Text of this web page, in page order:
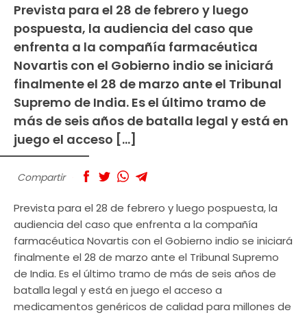
Prevista para el 28 de febrero y luego
pospuesta, la audiencia del caso que
enfrenta a la compañía farmacéutica
Novartis con el Gobierno indio se iniciará
finalmente el 28 de marzo ante el Tribunal
Supremo de India. Es el último tramo de
más de seis años de batalla legal y está en
juego el acceso […]
Compartir
Prevista para el 28 de febrero y luego pospuesta, la
audiencia del caso que enfrenta a la compañía
farmacéutica Novartis con el Gobierno indio se iniciará
finalmente el 28 de marzo ante el Tribunal Supremo
de India. Es el último tramo de más de seis años de
batalla legal y está en juego el acceso a
medicamentos genéricos de calidad para millones de